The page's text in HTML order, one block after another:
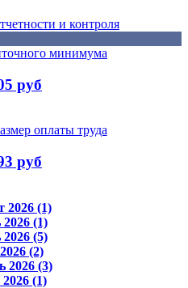
и контроля
минимума
руб
оплаты труда
руб
2026 (1)
(1)
(5)
(2)
2026 (3)
(1)